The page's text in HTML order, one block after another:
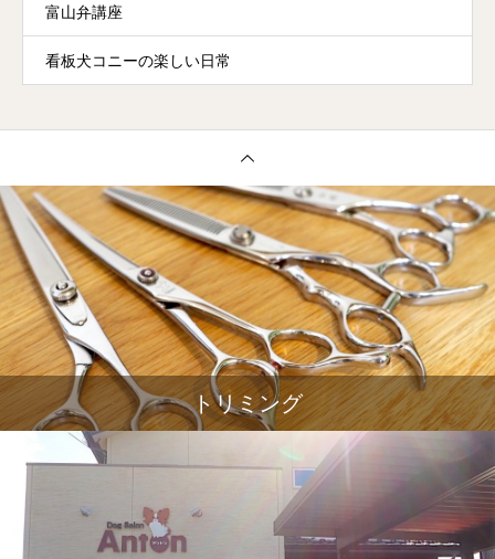
富山弁講座
看板犬コニーの楽しい日常
トリミング